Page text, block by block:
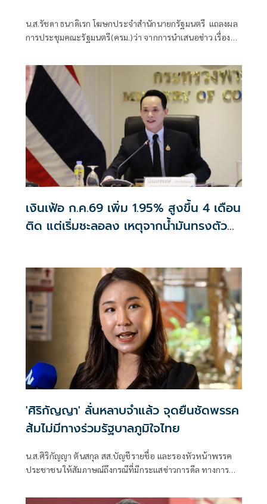
น.ส.รัชดา ธนาดิเรก โฆษกประจำสำนักนายกรัฐมนตรี แถลงผล
การประชุมคณะรัฐมนตรี(ครม.)ว่า จากการนำเสนอข่าว เรื่อง
ร่วมรัฐบาลและนายกฯไปแล้วว่า รัฐบาลนี้มีเสถียรภาพและ
ทำงานร่วมกันอย่างเต็มที่
เงินเฟ้อ ก.ค.69 เพิ่ม 1.95% สูงขึ้น 4 เดือน
ติด แต่เริ่มชะลอลง เหตุจากน้ำมันทรงตัว
'ศิริกัญญา' ลั่นหลาบจำแล้ว จุดยืนชัดพรรค
ส้มไม่มีทางร่วมรัฐบาลภูมิใจไทย
น.ส.ศิริกัญญา ตันสกุล สส.บัญชีรายชื่อ และรองหัวหน้าพรรค
ประชาชน ให้สัมภาษณ์ถึงกรณีที่มีกระแสข่าวการดีล ทางการ
จริงๆ แล้วถึงไม่มีการ ดีลระหว่างเขียวกับแดง รัฐบาลก็มีความสั่น